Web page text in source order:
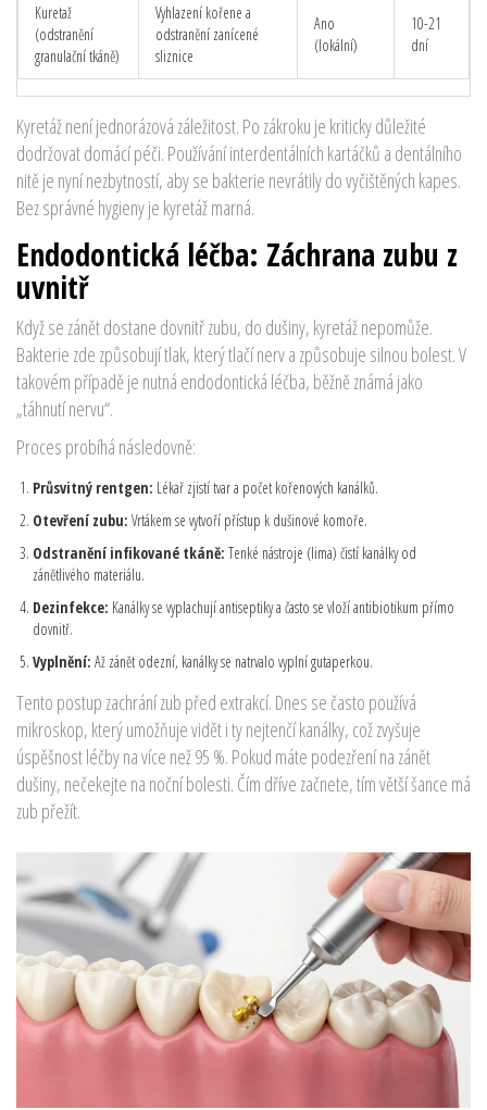
Kuretaž
(odstranění
granulační tkáně)
Vyhlazení kořene a
odstranění zanícené
sliznice
Ano
(lokální)
10-21
dní
Kyretáž není jednorázová záležitost. Po zákroku je kriticky důležité
dodržovat domácí péči. Používání interdentálních kartáčků a dentálního
nitě je nyní nezbytností, aby se bakterie nevrátily do vyčištěných kapes.
Bez správné hygieny je kyretáž marná.
Endodontická léčba: Záchrana zubu z
uvnitř
Když se zánět dostane dovnitř zubu, do dušiny, kyretáž nepomůže.
Bakterie zde způsobují tlak, který tlačí nerv a způsobuje silnou bolest. V
takovém případě je nutná endodontická léčba, běžně známá jako
„táhnutí nervu“.
Proces probíhá následovně:
Průsvitný rentgen: Lékař zjistí tvar a počet kořenových kanálků.
Otevření zubu: Vrtákem se vytvoří přístup k dušinové komoře.
Odstranění infikované tkáně: Tenké nástroje (lima) čistí kanálky od
zánětlivého materiálu.
Dezinfekce: Kanálky se vyplachují antiseptiky a často se vloží antibiotikum přímo
dovnitř.
Vyplnění: Až zánět odezní, kanálky se natrvalo vyplní gutaperkou.
Tento postup zachrání zub před extrakcí. Dnes se často používá
mikroskop, který umožňuje vidět i ty nejtenčí kanálky, což zvyšuje
úspěšnost léčby na více než 95 %. Pokud máte podezření na zánět
dušiny, nečekejte na noční bolesti. Čím dříve začnete, tím větší šance má
zub přežít.